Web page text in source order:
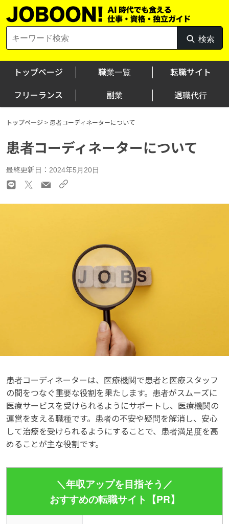
Skip
to
for:
検索
検
索
トップページ 職業一覧 転職サイト
フリーランス 副業 退職代行
トップページ > 患者コーディネーターについて
患者コーディネーターについて
最終更新日：2024年5月20日
患者コーディネーターは、医療機関で患者と医療スタッフ
の間をつなぐ重要な役割を果たします。患者がスムーズに
医療サービスを受けられるようにサポートし、医療機関の
運営を支える職種です。患者の不安や疑問を解消し、安心
して治療を受けられるようにすることで、患者満足度を高
めることが主な役割です。
＼年収アップを目指そう／
おすすめの転職サイト【PR】